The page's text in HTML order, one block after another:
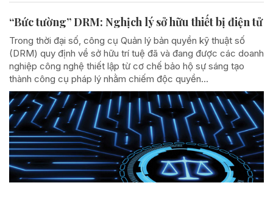
“Bức tường” DRM: Nghịch lý sở hữu thiết bị điện tử
Trong thời đại số, công cụ Quản lý bản quyền kỹ thuật số
(DRM) quy định về sở hữu trí tuệ đã và đang được các doanh
nghiệp công nghệ thiết lập từ cơ chế bảo hộ sự sáng tạo
thành công cụ pháp lý nhằm chiếm độc quyền...